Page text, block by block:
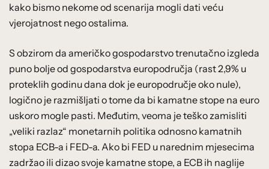
kako bismo nekome od scenarija mogli dati veću
vjerojatnost nego ostalima.
S obzirom da američko gospodarstvo trenutačno izgleda
puno bolje od gospodarstva europodručja (rast 2,9% u
proteklih godinu dana dok je europodručje oko nule),
logično je razmišljati o tome da bi kamatne stope na euro
uskoro mogle pasti. Međutim, veoma je teško zamisliti
„veliki razlaz“ monetarnih politika odnosno kamatnih
stopa ECB-a i FED-a. Ako bi FED u narednim mjesecima
zadržao ili dizao svoje kamatne stope, a ECB ih naglije